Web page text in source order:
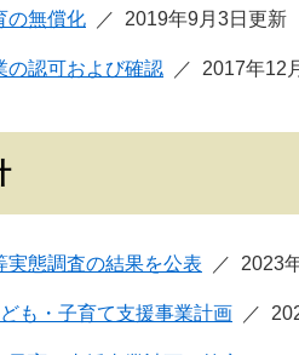
の無償化 2019年9月3日更新
の認可および確認 2017年12
実態調査の結果を公表 2023
も・子育て支援事業計画